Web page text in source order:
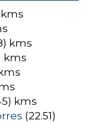
kms
kms
kms
kms
(22.51)